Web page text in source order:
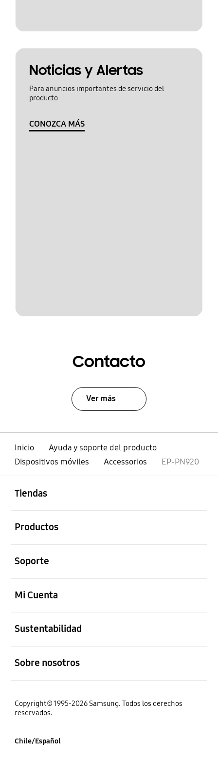
Noticias y Alertas
Para anuncios importantes de servicio del
producto
CONOZCA MÁS
Contacto
Ver más
Inicio
Ayuda y soporte del producto
Dispositivos móviles
Accessorios EP-PN920
Tiendas
Productos
Soporte
Mi Cuenta
Sustentabilidad
Sobre nosotros
Copyright© 1995-2026 Samsung. Todos los derechos
reservados.
Chile/Español